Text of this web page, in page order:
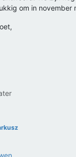
om in november